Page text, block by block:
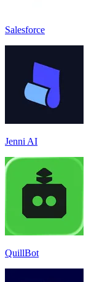
Salesforce
Jenni AI
QuillBot